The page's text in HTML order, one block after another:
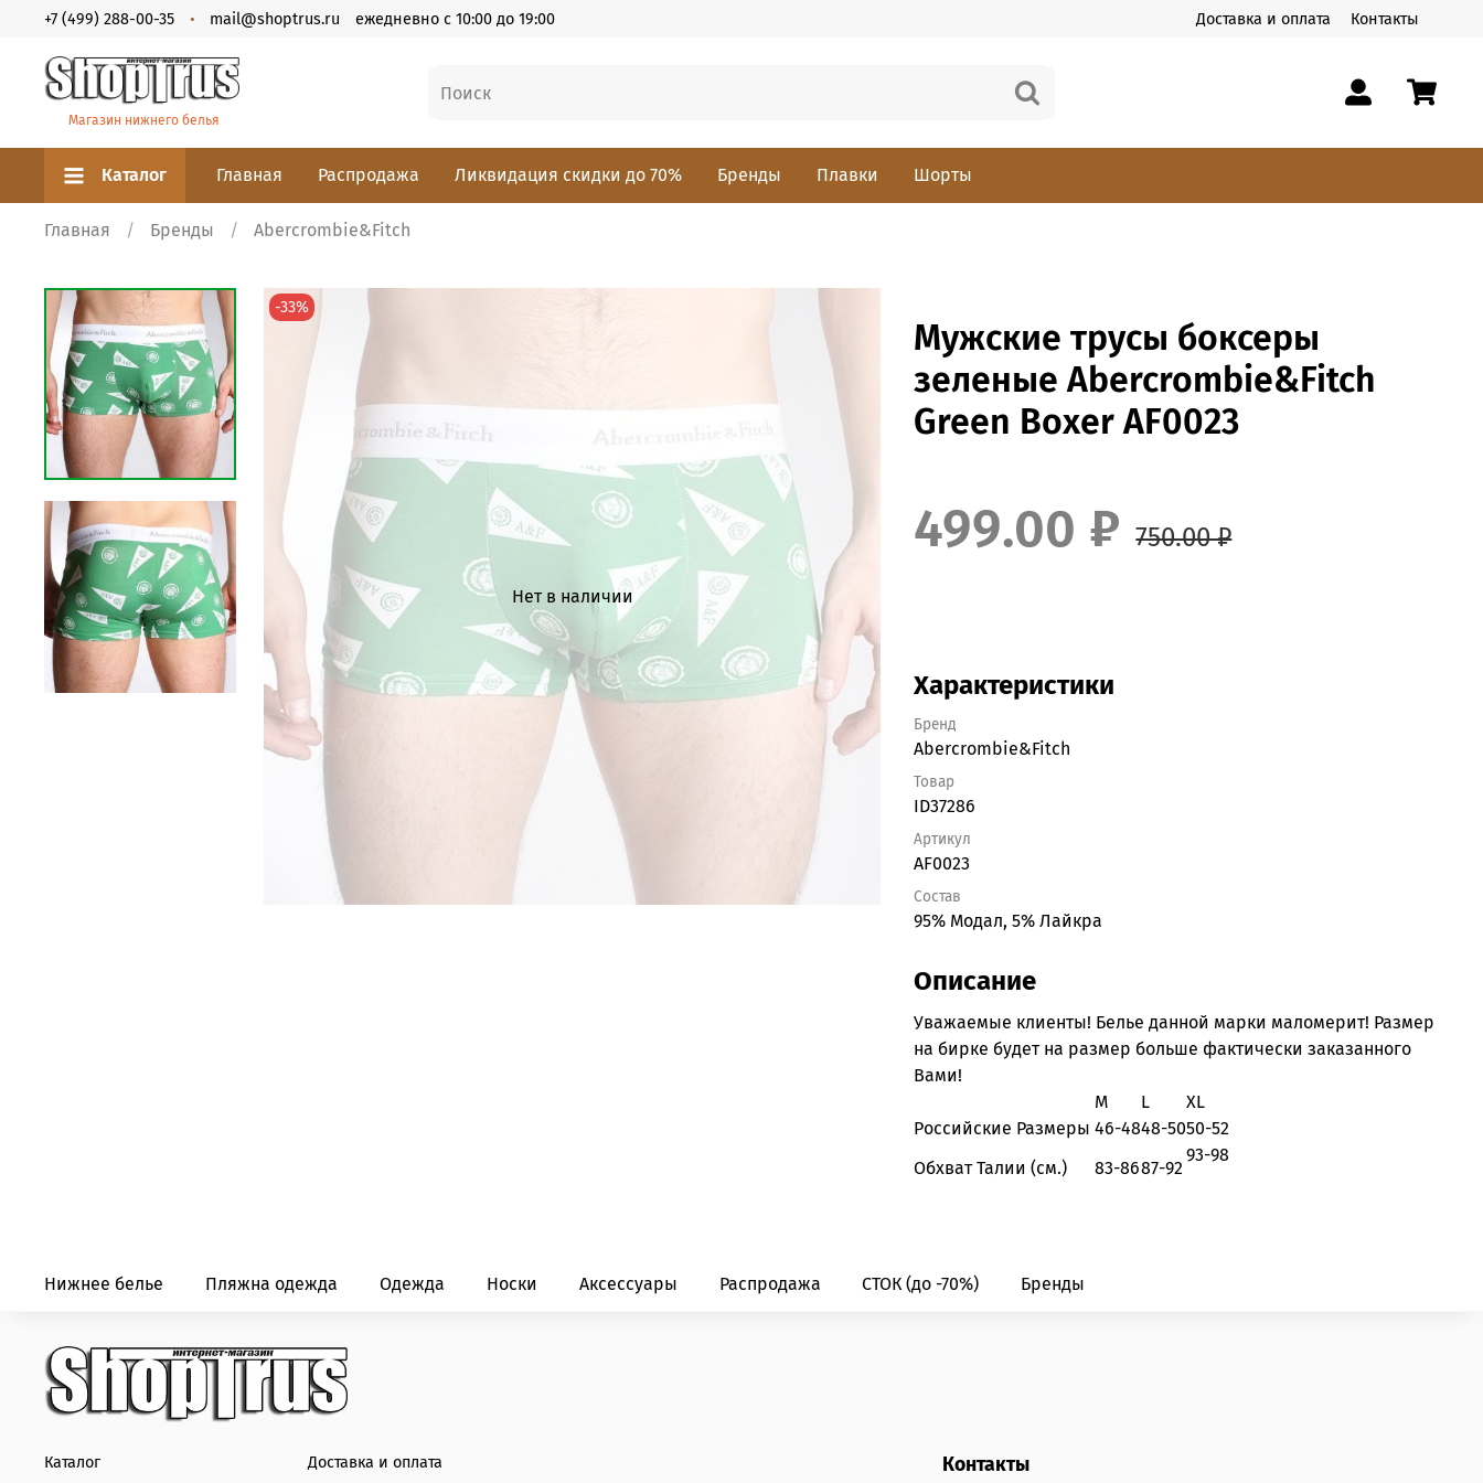
Доставка и оплата Контакты
+7 (499) 288-00-35 mail@shoptrus.ru ежедневно с 10:00 до 19:00
Магазин нижнего белья
Каталог Главная Распродажа Ликвидация скидки до 70% Бренды Плавки Шорты
Главная Бренды Abercrombie&Fitch
Нет в наличии
-33%
Мужские трусы боксеры
зеленые Abercrombie&Fitch
Green Boxer AF0023
499.00 ₽ 750.00 ₽
Характеристики
Бренд
Abercrombie&Fitch
Товар
ID37286
Артикул
AF0023
Состав
95% Модал, 5% Лайкра
Описание
Уважаемые клиенты! Белье данной марки маломерит! Размер
на бирке будет на размер больше фактически заказанного
Вами!
M
L
XL
Российские Размеры 46-4848-5050-52
Обхват Талии (см.)
83-8687-92
93-98
Нижнее белье Пляжна одежда Одежда Носки Аксессуары Распродажа СТОК (до -70%) Бренды
Каталог Доставка и оплата Контакты